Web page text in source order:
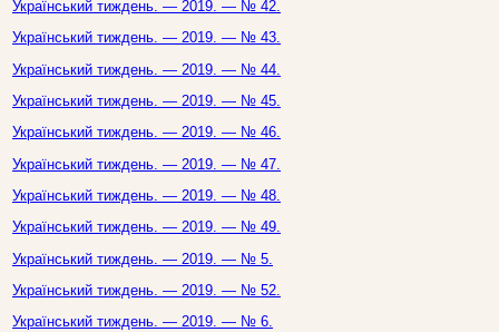
Український тиждень. — 2019. — № 42.
Український тиждень. — 2019. — № 43.
Український тиждень. — 2019. — № 44.
Український тиждень. — 2019. — № 45.
Український тиждень. — 2019. — № 46.
Український тиждень. — 2019. — № 47.
Український тиждень. — 2019. — № 48.
Український тиждень. — 2019. — № 49.
Український тиждень. — 2019. — № 5.
Український тиждень. — 2019. — № 52.
Український тиждень. — 2019. — № 6.